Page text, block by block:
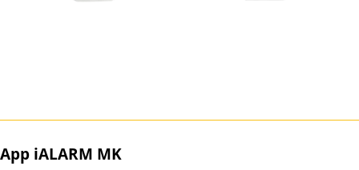
App iALARM MK